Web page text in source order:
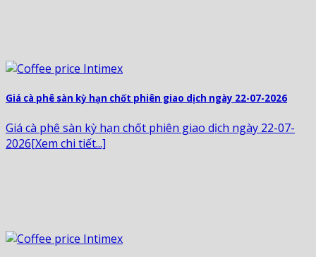
Giá cà phê sàn kỳ hạn chốt phiên giao dịch ngày 22-07-2026
Giá cà phê sàn kỳ hạn chốt phiên giao dịch ngày 22-07-
2026[Xem chi tiết...]